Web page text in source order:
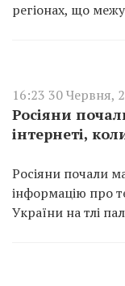
регіонах, що
16:23 30 Червня,
Росіяни
інтернеті,
Росіяни почали
інформацію про
України на тлі